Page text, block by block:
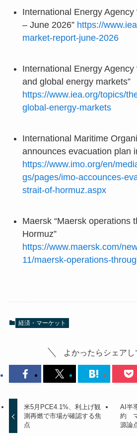
International Energy Agency
– June 2026” https://
market-report-june-2026
International Energy Agency
and global energy markets”
https://www.iea.org/topics/
global-energy-markets
International Maritime
announces evacuation plan
https://www.imo.org/en/
gs/pages/imo-accounces-
strait-of-hormuz.aspx
Maersk “Maersk operations
Hormuz”
https://www.maersk.com/
11/maersk-operations-
経済・マーケット
よかったらシェアし
米5月PCE4.1%、利上げ観
測再燃で市場が確認する焦
点
AI半
約
源論